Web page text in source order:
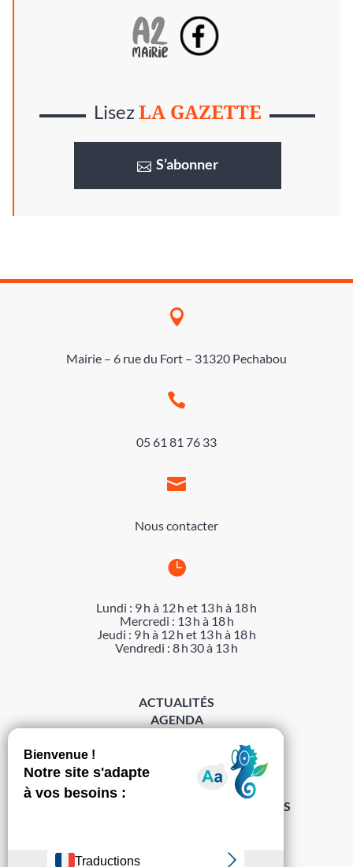
LisezLA GAZETTE
S’abonner

Mairie – 6 rue du Fort – 31320 Pechabou

05 61 81 76 33

Nous contacter

Lundi : 9 h à 12 h et 13 h à 18 h
Mercredi : 13 h à 18 h
Jeudi : 9 h à 12 h et 13 h à 18 h
Vendredi : 8 h 30 à 13 h
ACTUALITÉS
AGENDA
MENTIONS LÉGALES
PROTECTION DES DONNÉES
POLITIQUE DE GESTION DES COOKIES